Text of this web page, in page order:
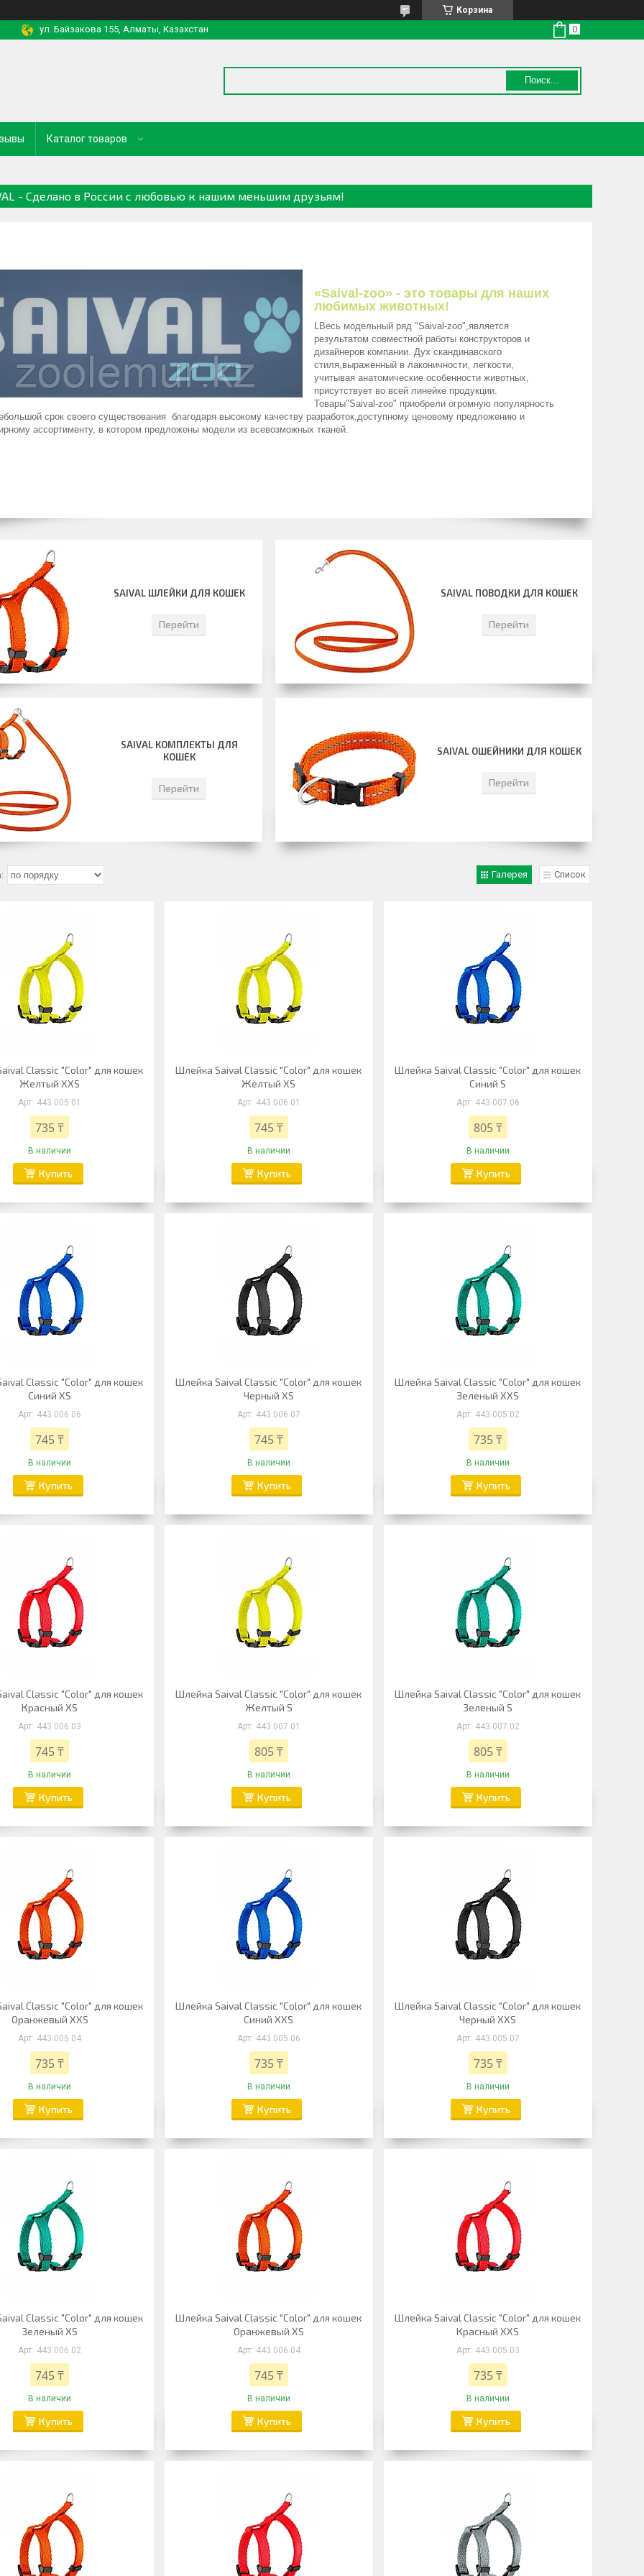
Корзина
ул. Байзакова 155, Алматы, Казахстан
Поиск...
Каталог товаров
- Сделано в России с любовью к нашим меньшим друзьям!
«Saival-zoo» - это товары для наших
любимых животных!
LВесь модельный ряд "Saival-zoo",является
результатом совместной работы конструкторов и
дизайнеров компании. Дух скандинавского
стиля,выраженный в лаконичности, легкости,
учитывая анатомические особенности животных,
присутствует во всей линейке продукции.
Товары"Saival-zoo" приобрели огромную популярность
срок своего существования благодаря высокому качеству разработок,доступному ценовому предложению и
ассортименту, в котором предложены модели из всевозможных тканей.
SAIVAL ШЛЕЙКИ ДЛЯ КОШЕК
Перейти
SAIVAL ПОВОДКИ ДЛЯ КОШЕК
Перейти
SAIVAL КОМПЛЕКТЫ ДЛЯ
КОШЕК
Перейти
SAIVAL ОШЕЙНИКИ ДЛЯ КОШЕК
Перейти
Галерея Список
Classic "Color" для кошек
Желтый XXS
443.005.01
735 ₸
В наличии
Купить
Шлейка Saival Classic "Color" для кошек
Желтый XS
443.006.01
745 ₸
В наличии
Купить
Шлейка Saival Classic "Color" для кошек
Синий S
443.007.06
805 ₸
В наличии
Купить
Classic "Color" для кошек
Синий XS
443.006.06
745 ₸
В наличии
Купить
Шлейка Saival Classic "Color" для кошек
Черный XS
443.006.07
745 ₸
В наличии
Купить
Шлейка Saival Classic "Color" для кошек
Зеленый XXS
443.005.02
735 ₸
В наличии
Купить
Classic "Color" для кошек
Красный XS
443.006.03
745 ₸
В наличии
Купить
Шлейка Saival Classic "Color" для кошек
Желтый S
443.007.01
805 ₸
В наличии
Купить
Шлейка Saival Classic "Color" для кошек
Зеленый S
443.007.02
805 ₸
В наличии
Купить
Classic "Color" для кошек
Оранжевый XXS
443.005.04
735 ₸
В наличии
Купить
Шлейка Saival Classic "Color" для кошек
Синий XXS
443.005.06
735 ₸
В наличии
Купить
Шлейка Saival Classic "Color" для кошек
Черный XXS
443.005.07
735 ₸
В наличии
Купить
Classic "Color" для кошек
Зеленый XS
443.006.02
745 ₸
В наличии
Купить
Шлейка Saival Classic "Color" для кошек
Оранжевый XS
443.006.04
745 ₸
В наличии
Купить
Шлейка Saival Classic "Color" для кошек
Красный XXS
443.005.03
735 ₸
В наличии
Купить